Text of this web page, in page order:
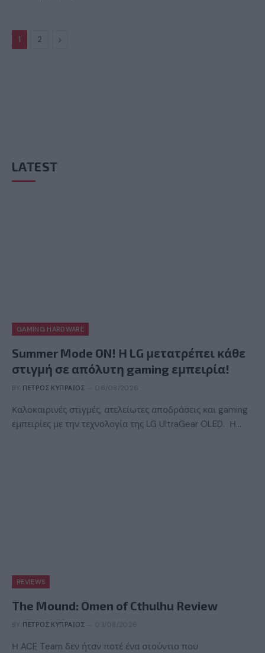
1 2 Next
LATEST
GAMING HARDWARE
Summer Mode ON! Η LG μετατρέπει κάθε
στιγμή σε απόλυτη gaming εμπειρία!
BY ΠΈΤΡΟΣ ΚΥΠΡΑΊΟΣ 06/08/2026
Καλοκαιρινές στιγμές, ατελείωτες αποδράσεις και gaming
εμπειρίες με την τεχνολογία της LG UltraGear OLED. Η…
REVIEWS
The Mound: Omen of Cthulhu Review
BY ΠΈΤΡΟΣ ΚΥΠΡΑΊΟΣ 03/08/2026
Η ACE Team δεν ήταν ποτέ ένα στούντιο που